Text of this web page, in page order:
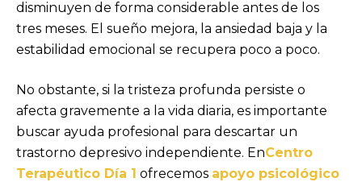
disminuyen de forma considerable antes de los
tres meses. El sueño mejora, la ansiedad baja y la
estabilidad emocional se recupera poco a poco.
No obstante, si la tristeza profunda persiste o
afecta gravemente a la vida diaria, es importante
buscar ayuda profesional para descartar un
trastorno depresivo independiente. EnCentro
Terapéutico Día 1 ofrecemos apoyo psicológico